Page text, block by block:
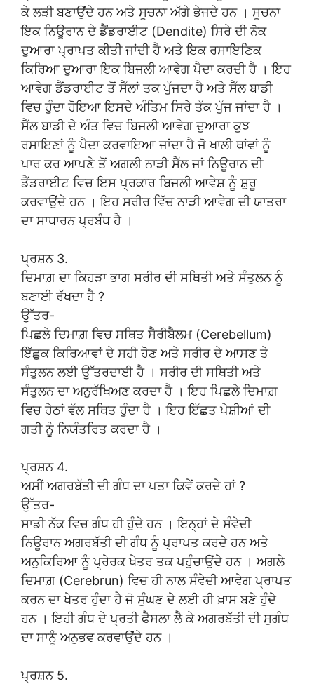
ਕੇ ਲੜੀ ਬਣਾਉਂਦੇ ਹਨ ਅਤੇ ਸੂਚਨਾ ਅੱਗੇ ਭੇਜਦੇ ਹਨ । ਸੂਚਨਾ
ਇਕ ਨਿਊਰਾਨ ਦੇ ਡੈਂਡਰਾਈਟ (Dendite) ਸਿਰੇ ਦੀ ਨੋਕ
ਦੁਆਰਾ ਪ੍ਰਾਪਤ ਕੀਤੀ ਜਾਂਦੀ ਹੈ ਅਤੇ ਇਕ ਰਸਾਇਣਿਕ
ਕਿਰਿਆ ਦੁਆਰਾ ਇਕ ਬਿਜਲੀ ਆਵੇਗ ਪੈਦਾ ਕਰਦੀ ਹੈ । ਇਹ
ਆਵੇਗ ਡੈਂਡਰਾਈਟ ਤੋਂ ਸੈੱਲਾਂ ਤਕ ਪੁੱਜਦਾ ਹੈ ਅਤੇ ਸੈੱਲ ਬਾਡੀ
ਵਿਚ ਹੁੰਦਾ ਹੋਇਆ ਇਸਦੇ ਅੰਤਿਮ ਸਿਰੇ ਤੱਕ ਪੁੱਜ ਜਾਂਦਾ ਹੈ ।
ਸੈੱਲ ਬਾਡੀ ਦੇ ਅੰਤ ਵਿਚ ਬਿਜਲੀ ਆਵੇਗ ਦੁਆਰਾ ਕੁਝ
ਰਸਾਇਣਾਂ ਨੂੰ ਪੈਦਾ ਕਰਵਾਇਆ ਜਾਂਦਾ ਹੈ ਜੋ ਖਾਲੀ ਥਾਂਵਾਂ ਨੂੰ
ਪਾਰ ਕਰ ਆਪਣੇ ਤੋਂ ਅਗਲੀ ਨਾੜੀ ਸੈੱਲ ਜਾਂ ਨਿਊਰਾਨ ਦੀ
ਡੈਂਡਰਾਈਟ ਵਿਚ ਇਸ ਪ੍ਰਕਾਰ ਬਿਜਲੀ ਆਵੇਸ਼ ਨੂੰ ਸ਼ੁਰੂ
ਕਰਵਾਉਂਦੇ ਹਨ । ਇਹ ਸਰੀਰ ਵਿੱਚ ਨਾੜੀ ਆਵੇਗ ਦੀ ਯਾਤਰਾ
ਦਾ ਸਾਧਾਰਨ ਪ੍ਰਬੰਧ ਹੈ ।
ਪ੍ਰਸ਼ਨ 3.
ਦਿਮਾਗ਼ ਦਾ ਕਿਹੜਾ ਭਾਗ ਸਰੀਰ ਦੀ ਸਥਿਤੀ ਅਤੇ ਸੰਤੁਲਨ ਨੂੰ
ਬਣਾਈ ਰੱਖਦਾ ਹੈ ?
ਉੱਤਰ-
ਪਿਛਲੇ ਦਿਮਾਗ਼ ਵਿਚ ਸਥਿਤ ਸੈਰੀਬੈਲਮ (Cerebellum)
ਇੱਛੁਕ ਕਿਰਿਆਵਾਂ ਦੇ ਸਹੀ ਹੋਣ ਅਤੇ ਸਰੀਰ ਦੇ ਆਸਣ ਤੇ
ਸੰਤੁਲਨ ਲਈ ਉੱਤਰਦਾਈ ਹੈ । ਸਰੀਰ ਦੀ ਸਥਿਤੀ ਅਤੇ
ਸੰਤੁਲਨ ਦਾ ਅਨੁਰੱਖਿਅਣ ਕਰਦਾ ਹੈ । ਇਹ ਪਿਛਲੇ ਦਿਮਾਗ਼
ਵਿਚ ਹੇਠਾਂ ਵੱਲ ਸਥਿਤ ਹੁੰਦਾ ਹੈ । ਇਹ ਇੱਛਤ ਪੇਸ਼ੀਆਂ ਦੀ
ਗਤੀ ਨੂੰ ਨਿਯੰਤਰਿਤ ਕਰਦਾ ਹੈ ।
ਪ੍ਰਸ਼ਨ 4.
ਅਸੀਂ ਅਗਰਬੱਤੀ ਦੀ ਗੰਧ ਦਾ ਪਤਾ ਕਿਵੇਂ ਕਰਦੇ ਹਾਂ ?
ਉੱਤਰ-
ਸਾਡੀ ਨੱਕ ਵਿਚ ਗੰਧ ਹੀ ਹੁੰਦੇ ਹਨ । ਇਨ੍ਹਾਂ ਦੇ ਸੰਵੇਦੀ
ਨਿਊਰਾਨ ਅਗਰਬੱਤੀ ਦੀ ਗੰਧ ਨੂੰ ਪ੍ਰਾਪਤ ਕਰਦੇ ਹਨ ਅਤੇ
ਅਨੁਕਿਰਿਆ ਨੂੰ ਪ੍ਰੇਰਕ ਖੇਤਰ ਤਕ ਪਹੁੰਚਾਉਂਦੇ ਹਨ । ਅਗਲੇ
ਦਿਮਾਗ਼ (Cerebrun) ਵਿਚ ਹੀ ਨਾਲ ਸੰਵੇਦੀ ਆਵੇਗ ਪ੍ਰਾਪਤ
ਕਰਨ ਦਾ ਖੇਤਰ ਹੁੰਦਾ ਹੈ ਜੋ ਸੁੰਘਣ ਦੇ ਲਈ ਹੀ ਖ਼ਾਸ ਬਣੇ ਹੁੰਦੇ
ਹਨ । ਇਹੀ ਗੰਧ ਦੇ ਪ੍ਰਤੀ ਫੈਸਲਾ ਲੈ ਕੇ ਅਗਰਬੱਤੀ ਦੀ ਸੁਗੰਧ
ਦਾ ਸਾਨੂੰ ਅਨੁਭਵ ਕਰਵਾਉਂਦੇ ਹਨ ।
ਪ੍ਰਸ਼ਨ 5.